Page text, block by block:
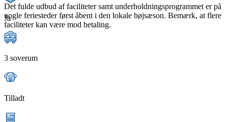
Det fulde udbud af faciliteter samt underholdningsprogrammet er på
nogle feriesteder først åbent i den lokale højsæson. Bemærk, at flere
faciliteter kan være mod betaling.
Ja
3 soverum
Tilladt